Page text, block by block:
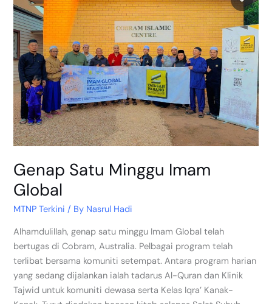
Genap Satu Minggu Imam
Global
MTNP Terkini / By Nasrul Hadi
Alhamdulillah, genap satu minggu Imam Global telah
bertugas di Cobram, Australia. Pelbagai program telah
terlibat bersama komuniti setempat. Antara program harian
yang sedang dijalankan ialah tadarus Al-Quran dan Klinik
Tajwid untuk komuniti dewasa serta Kelas Iqra’ Kanak-
Imam
Global